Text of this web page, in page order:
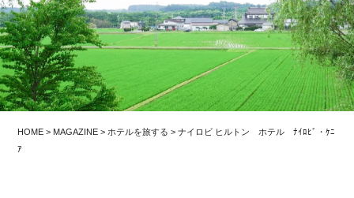
HOME > MAGAZINE > ホテルを旅する >ナイロビ ヒルトン ホテル ﾅｲﾛﾋﾞ・ｹﾆ
ｱ